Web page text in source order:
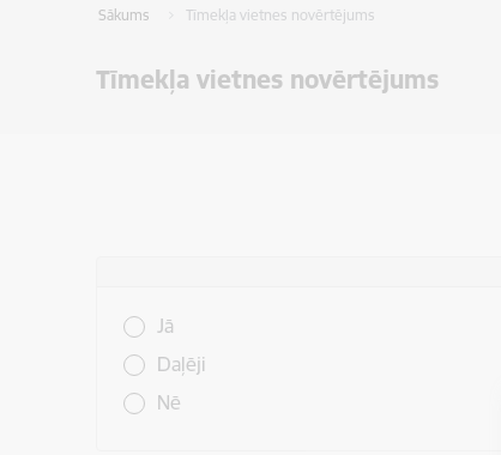
Sākums Tīmekļa vietnes novērtējums
Tīmekļa vietnes novērtējums
Jā
Daļēji
Nē